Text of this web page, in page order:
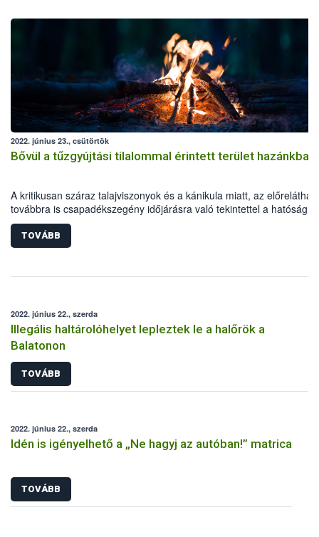
2022. június 23., csütörtök
Bővül a tűzgyújtási tilalommal érintett terület hazánkban
A kritikusan száraz talajviszonyok és a kánikula miatt, az
továbbra is csapadékszegény időjárásra való tekintettel a hatóság
június 24-től kiterjeszti a tűzgyújtási tilalmat Hajdú-Bihar és
Szatmár-Bereg megyékre is. A korlátozás Bács-Kiskun, Békés,
Csongrád-Csanád és Jász-Nagykun-Szolnok megyében is tovább
TOVÁBB
2022. június 22., szerda
Illegális haltárolóhelyet lepleztek le a halőrök a
Balatonon
TOVÁBB
2022. június 22., szerda
Idén is igényelhető a „Ne hagyj az autóban!” matrica
TOVÁBB